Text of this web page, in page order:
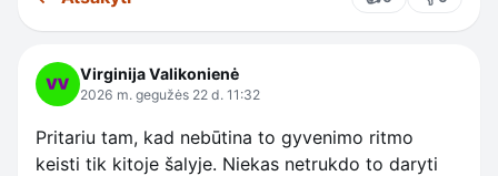
Virginija Valikonienė
2026 m. gegužės 22 d. 11:32
Pritariu tam, kad nebūtina to gyvenimo ritmo
keisti tik kitoje šalyje. Niekas netrukdo to daryti